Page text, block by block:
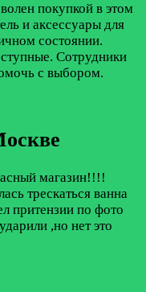
покупкой в этом
и аксессуары для
состоянии.
Сотрудники
с выбором.
магазин!!!!
трескаться ванна
притензии по фото
,но нет это